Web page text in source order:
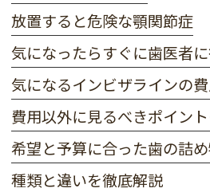
放置すると危険な顎関節症
気になったらすぐに歯医者
気になるインビザラインの
費用以外に見るべきポイン
種類と違いを徹底解説